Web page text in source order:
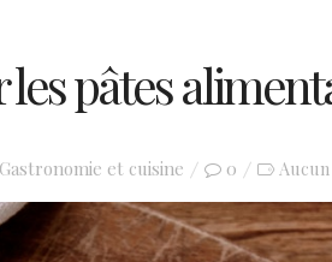
pâtes
Gastronomie et cuisine 0